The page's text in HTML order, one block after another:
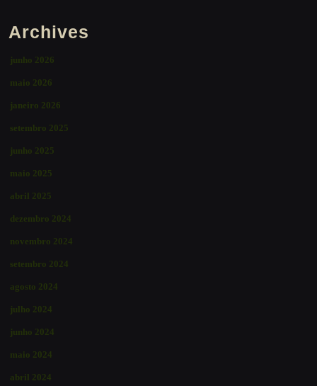
Archives
junho 2026
maio 2026
janeiro 2026
setembro 2025
junho 2025
maio 2025
abril 2025
dezembro 2024
novembro 2024
setembro 2024
agosto 2024
julho 2024
junho 2024
maio 2024
abril 2024